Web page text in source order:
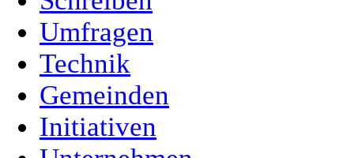
Umfragen
Technik
Gemeinden
Initiativen